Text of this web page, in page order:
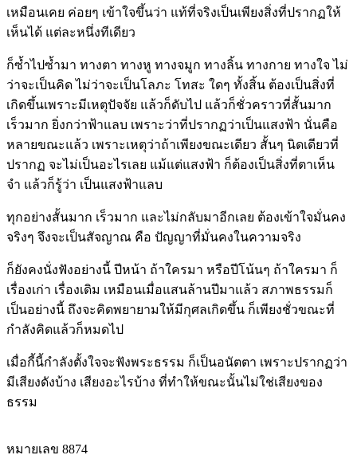
เหมือนเคย ค่อยๆ เข้าใจขึ้นว่า แท้ที่จริงเป็นเพียงสิ่งที่ปรากฏให้
เห็นได้ แต่ละหนึ่งทีเดียว
ก็ซ้ำไปซ้ำมา ทางตา ทางหู ทางจมูก ทางลิ้น ทางกาย ทางใจ ไม่
ว่าจะเป็นคิด ไม่ว่าจะเป็นโลภะ โทสะ ใดๆ ทั้งสิ้น ต้องเป็นสิ่งที่
เกิดขึ้นเพราะมีเหตุปัจจัย แล้วก็ดับไป แล้วก็ชั่วคราวที่สั้นมาก
เร็วมาก ยิ่งกว่าฟ้าแลบ เพราะว่าที่ปรากฏว่าเป็นแสงฟ้า นั่นคือ
หลายขณะแล้ว เพราะเหตุว่าถ้าเพียงขณะเดียว สั้นๆ นิดเดียวที่
ปรากฏ จะไม่เป็นอะไรเลย แม้แต่แสงฟ้า ก็ต้องเป็นสิ่งที่ตาเห็น
จำ แล้วก็รู้ว่า เป็นแสงฟ้าแลบ
ทุกอย่างสั้นมาก เร็วมาก และไม่กลับมาอีกเลย ต้องเข้าใจมั่นคง
จริงๆ จึงจะเป็นสัจญาณ คือ ปัญญาที่มั่นคงในความจริง
ก็ยังคงนั่งฟังอย่างนี้ ปีหน้า ถ้าใครมา หรือปีโน้นๆ ถ้าใครมา ก็
เรื่องเก่า เรื่องเดิม เหมือนเมื่อแสนล้านปีมาแล้ว สภาพธรรมก็
เป็นอย่างนี้ ถึงจะคิดพยายามให้มีกุศลเกิดขึ้น ก็เพียงชั่วขณะที่
กำลังคิดแล้วก็หมดไป
เมื่อกี้นี้กำลังตั้งใจจะฟังพระธรรม ก็เป็นอนัตตา เพราะปรากฏว่า
มีเสียงดังบ้าง เสียงอะไรบ้าง ที่ทำให้ขณะนั้นไม่ใช่เสียงของ
ธรรม
หมายเลข 8874